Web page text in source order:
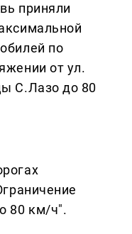
приняли
по
от ул.
С.Лазо до 80
80 км/ч".